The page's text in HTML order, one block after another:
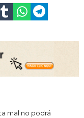
mal no podrá